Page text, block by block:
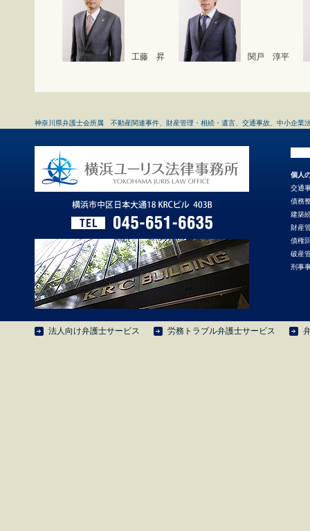
工藤 昇 関戸 淳平
神奈川県弁護士会所属 不動産関連事件、財産管理・相続・遺言、交通事故、中小企業
個人
交通
債務
建築
財産
債権
破産
刑事
法人向け弁護士サービス 労務トラブル弁護士サービス